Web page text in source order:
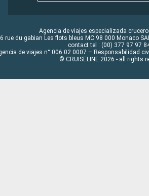
Agencia de viajes especializada crucero
rue du gabian Les flots bleus MC 98 000 Monaco
contact tel : (00) 377 97 97
de viajes n° 006 02 0007 – Responsabilidad
© CRUISELINE 2026 - all rights